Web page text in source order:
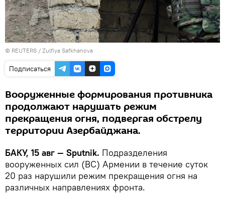
© REUTERS / Zulfiya Safkhanova
Подписаться
Вооруженные формирования противника
продолжают нарушать режим
прекращения огня, подвергая обстрелу
территории Азербайджана.
БАКУ, 15 авг — Sputnik. Подразделения
вооруженных сил (ВС) Армении в течение суток
20 раз нарушили режим прекращения огня на
различных направлениях фронта.